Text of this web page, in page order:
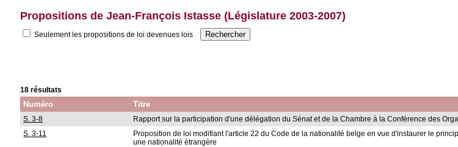
Propositions de Jean-François Istasse (Législature 2003-2007)
Seulement les propositions de loi devenues lois
18 résultats
Numéro Titre
S. 3-8 Rapport sur la participation d'une délégation du Sénat et de la Chambre à la Conférence des
S. 3-11
Proposition de loi modifiant l'article 22 du Code de la nationalité belge en vue d'instaurer le
une nationalité étrangère